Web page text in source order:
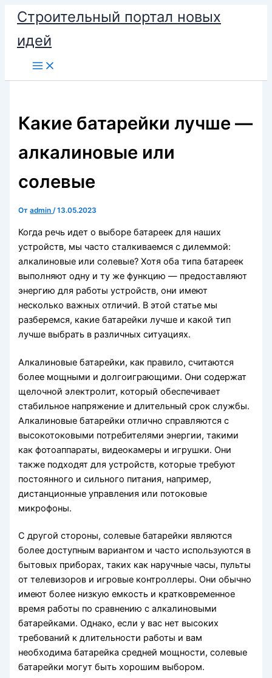
Перейти
содержимому
Строительный портал новых
идей
Какие батарейки лучше —
алкалиновые или
солевые
Отadmin/13.05.2023
Когда речь идет о выборе батареек для наших
устройств, мы часто сталкиваемся с дилеммой:
алкалиновые или солевые? Хотя оба типа батареек
выполняют одну и ту же функцию — предоставляют
энергию для работы устройств, они имеют
несколько важных отличий. В этой статье мы
разберемся, какие батарейки лучше и какой тип
лучше выбрать в различных ситуациях.
Алкалиновые батарейки, как правило, считаются
более мощными и долгоиграющими. Они содержат
щелочной электролит, который обеспечивает
стабильное напряжение и длительный срок службы.
Алкалиновые батарейки отлично справляются с
высокотоковыми потребителями энергии, такими
как фотоаппараты, видеокамеры и игрушки. Они
также подходят для устройств, которые требуют
постоянного и сильного питания, например,
дистанционные управления или потоковые
микрофоны.
С другой стороны, солевые батарейки являются
более доступным вариантом и часто используются в
бытовых приборах, таких как наручные часы, пульты
от телевизоров и игровые контроллеры. Они обычно
имеют более низкую емкость и кратковременное
время работы по сравнению с алкалиновыми
батарейками. Однако, если у вас нет высоких
требований к длительности работы и вам
необходима батарейка средней мощности, солевые
батарейки могут быть хорошим выбором.